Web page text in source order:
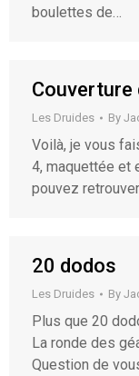
boulettes de…
Les Druides By
Voilà, je vous
4, maquettée et
pouvez
20 dodos
Les Druides By
Plus que 20
La ronde des
Question de